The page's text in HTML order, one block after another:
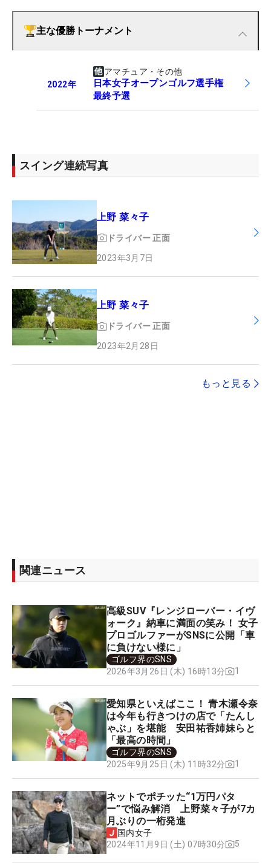
主な優勝トーナメント
2022年
アマチュア・その他
日本女子オープンゴルフ選手権
最終予選
スイング連続写真
上野 菜々子
ドライバー 正面
2023年3月7日
上野 菜々子
ドライバー 正面
2023年2月28日
もっと見る
関連ニュース
高級SUV『レンジローバー・イヴ
ォーク』納車に満面の笑み！ 女子
プロゴルファーがSNSに公開「車
に負けない様に」
ゴルフ界のSNS
2026年3月26日 (木) 16時13分
1
愛知県といえばここ！ 青木瀬令奈
は今年も行きつけの店で「たんし
ゃぶ」を堪能 安田祐香姉妹らと
「最高の時間」
ゴルフ界のSNS
2025年9月25日 (木) 11時32分
1
ネットでポチッた“1万円パタ
ー”で悩み解消 上野菜々子が7カ
月ぶりの一桁発進
国内女子
2024年11月9日 (土) 07時30分
5